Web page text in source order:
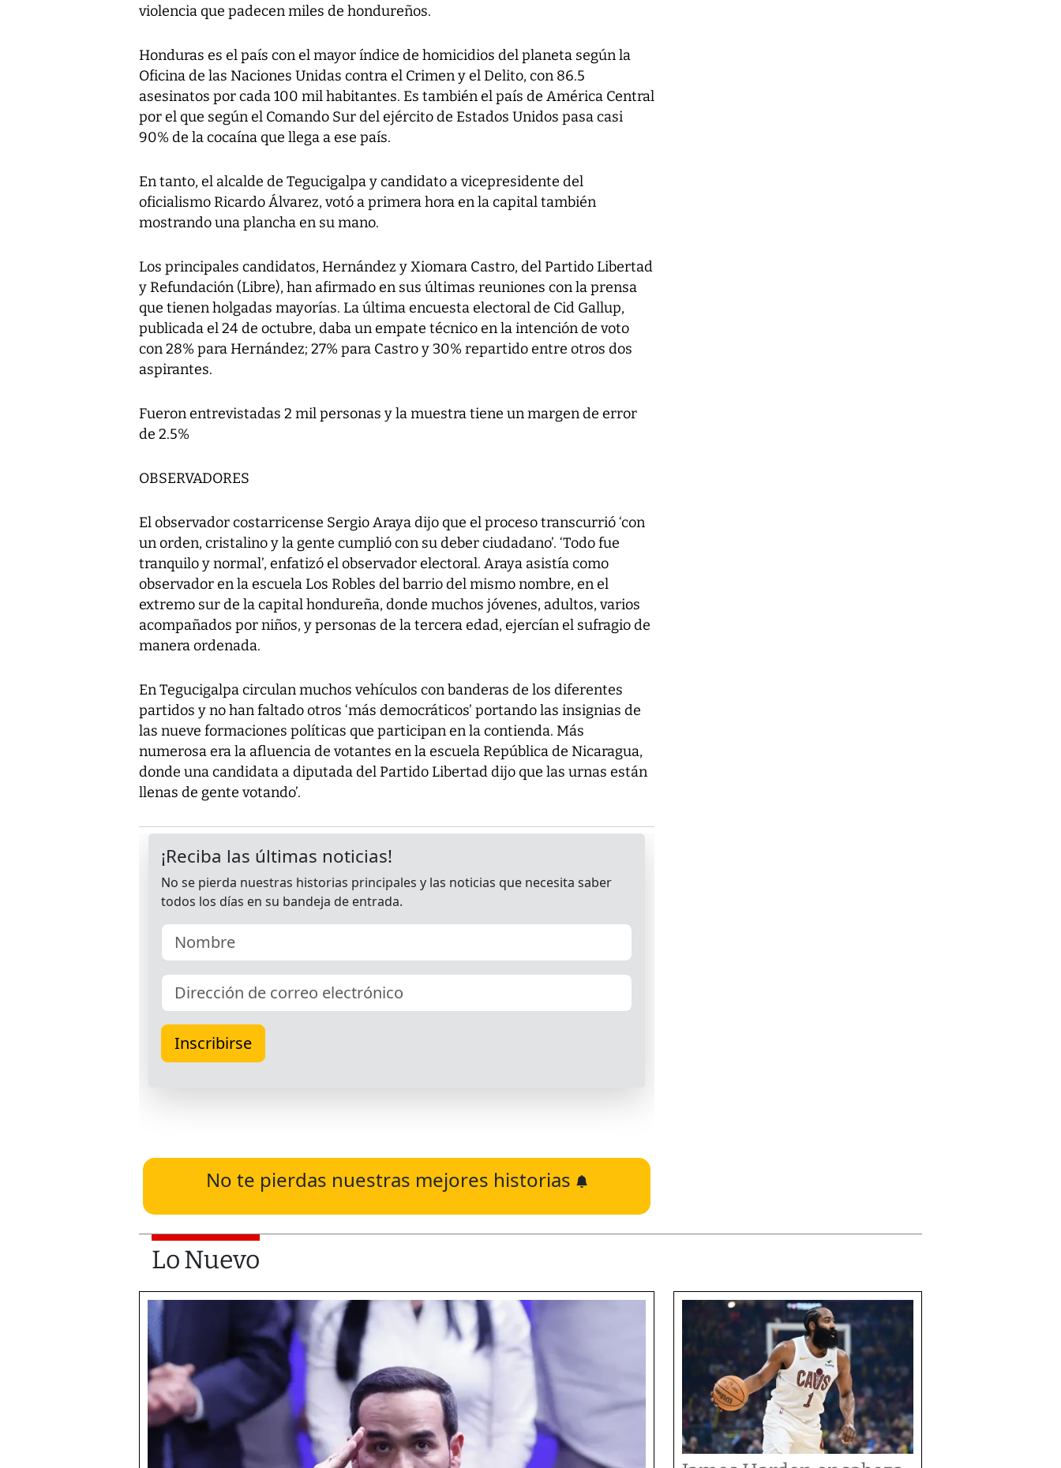
violencia que padecen miles de hondureños.
Honduras es el país con el mayor índice de homicidios del planeta según la
Oficina de las Naciones Unidas contra el Crimen y el Delito, con 86.5
asesinatos por cada 100 mil habitantes. Es también el país de América Central
por el que según el Comando Sur del ejército de Estados Unidos pasa casi
90% de la cocaína que llega a ese país.
En tanto, el alcalde de Tegucigalpa y candidato a vicepresidente del
oficialismo Ricardo Álvarez, votó a primera hora en la capital también
mostrando una plancha en su mano.
Los principales candidatos, Hernández y Xiomara Castro, del Partido Libertad
y Refundación (Libre), han afirmado en sus últimas reuniones con la prensa
que tienen holgadas mayorías. La última encuesta electoral de Cid Gallup,
publicada el 24 de octubre, daba un empate técnico en la intención de voto
con 28% para Hernández; 27% para Castro y 30% repartido entre otros dos
aspirantes.
Fueron entrevistadas 2 mil personas y la muestra tiene un margen de error
de 2.5%
OBSERVADORES
El observador costarricense Sergio Araya dijo que el proceso transcurrió ‘con
un orden, cristalino y la gente cumplió con su deber ciudadano’. ‘Todo fue
tranquilo y normal’, enfatizó el observador electoral. Araya asistía como
observador en la escuela Los Robles del barrio del mismo nombre, en el
extremo sur de la capital hondureña, donde muchos jóvenes, adultos, varios
acompañados por niños, y personas de la tercera edad, ejercían el sufragio de
manera ordenada.
En Tegucigalpa circulan muchos vehículos con banderas de los diferentes
partidos y no han faltado otros ‘más democráticos’ portando las insignias de
las nueve formaciones políticas que participan en la contienda. Más
numerosa era la afluencia de votantes en la escuela República de Nicaragua,
donde una candidata a diputada del Partido Libertad dijo que las urnas están
llenas de gente votando’.
No te pierdas nuestras mejores historias
Lo Nuevo